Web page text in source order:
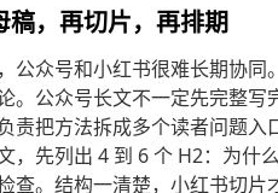
稿，再切片，再排期
公众号和小红书很难长期协同
。公众号长文不一定先完整
责把方法拆成多个读者问题
，先列出 4 到 6 个 H2：为什
查。结构一清楚，小红书切